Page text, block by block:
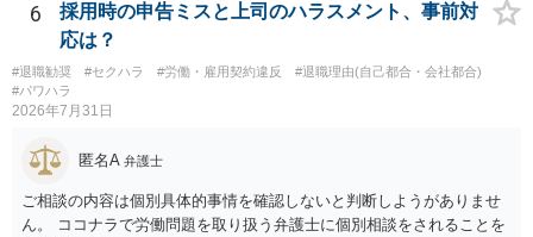
ないのは当然で、それで適応障害になっても、そもそも相手は適法で
すので、対応は難しいでしょう。
6
採用時の申告ミスと上司のハラスメント、事前対
応は？
#退職勧奨 #セクハラ #労働・雇用契約違反
#退職理由(自己都合・会社都合)
#パワハラ
2026年7月31日
匿名A 弁護士
ご相談の内容は個別具体的事情を確認しないと判断しようがありませ
ん。 ココナラで労働問題を取り扱う弁護士に個別相談をされることを